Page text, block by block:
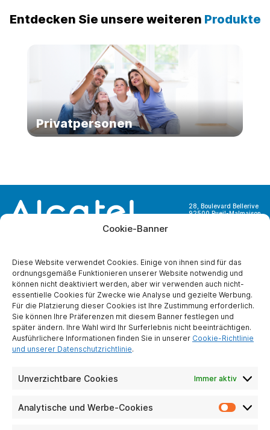
Cookie-Banner
Diese Website verwendet Cookies. Einige von ihnen sind für das
ordnungsgemäße Funktionieren unserer Website notwendig und
können nicht deaktiviert werden, aber wir verwenden auch nicht-
essentielle Cookies für Zwecke wie Analyse und gezielte Werbung.
Für die Platzierung dieser Cookies ist Ihre Zustimmung erforderlich.
Sie können Ihre Präferenzen mit diesem Banner festlegen und
später ändern. Ihre Wahl wird Ihr Surferlebnis nicht beeinträchtigen.
Ausführlichere Informationen finden Sie in unserer Cookie-Richtlinie
und unserer Datenschutzrichtlinie.
Unverzichtbare Cookies Immer aktiv
Analytische und Werbe-Cookies
Entdecken Sie unsere weiteren Produkte
Privatpersonen
28, Boulevard Bellerive
92500 Rueil-Malmaison
ÜBER UNS
Wer sind wir ?
Partner werden
Kontaktiere uns
Impressum
personenbezogener